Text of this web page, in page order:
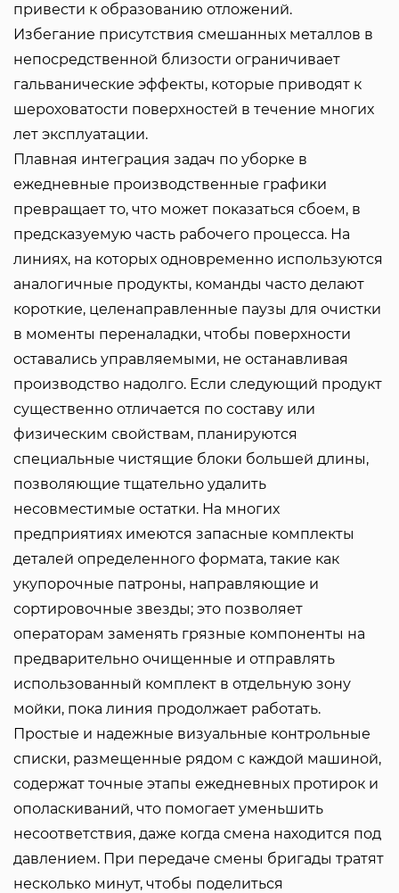
привести к образованию отложений.
Избегание присутствия смешанных металлов в
непосредственной близости ограничивает
гальванические эффекты, которые приводят к
шероховатости поверхностей в течение многих
лет эксплуатации.
Плавная интеграция задач по уборке в
ежедневные производственные графики
превращает то, что может показаться сбоем, в
предсказуемую часть рабочего процесса. На
линиях, на которых одновременно используются
аналогичные продукты, команды часто делают
короткие, целенаправленные паузы для очистки
в моменты переналадки, чтобы поверхности
оставались управляемыми, не останавливая
производство надолго. Если следующий продукт
существенно отличается по составу или
физическим свойствам, планируются
специальные чистящие блоки большей длины,
позволяющие тщательно удалить
несовместимые остатки. На многих
предприятиях имеются запасные комплекты
деталей определенного формата, такие как
укупорочные патроны, направляющие и
сортировочные звезды; это позволяет
операторам заменять грязные компоненты на
предварительно очищенные и отправлять
использованный комплект в отдельную зону
мойки, пока линия продолжает работать.
Простые и надежные визуальные контрольные
списки, размещенные рядом с каждой машиной,
содержат точные этапы ежедневных протирок и
ополаскиваний, что помогает уменьшить
несоответствия, даже когда смена находится под
давлением. При передаче смены бригады тратят
несколько минут, чтобы поделиться